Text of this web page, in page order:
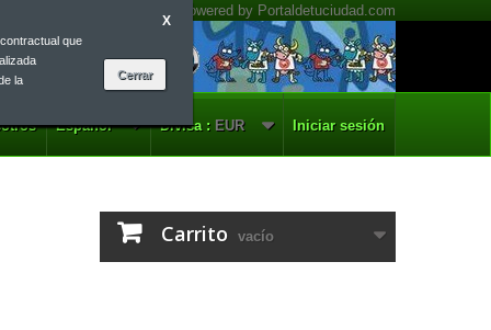
que
la
X
Iniciar sesión
Divisa : EUR
Español
Carrito vacío